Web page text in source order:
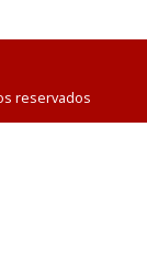
reservados